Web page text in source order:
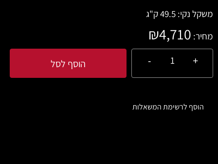
משקל נקי: 49.5 ק"ג
מחיר:
₪4,710
הוסף לסל
הוסף לרשימת המשאלות